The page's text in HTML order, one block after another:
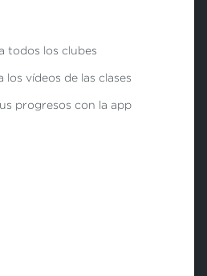
todos los clubes
vídeos de las clases
progresos con la app